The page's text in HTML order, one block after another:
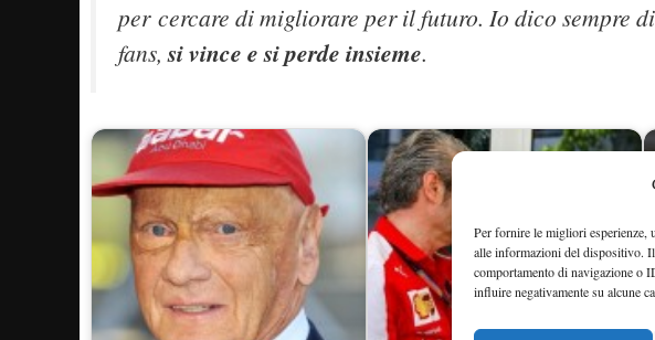
Per fornire le migliori esperienze,
alle informazioni del dispositivo. Il
comportamento di navigazione o
influire negativamente su alcune
per cercare di migliorare per il futuro. Io dico sempre
fans,si vince e si perde insieme.